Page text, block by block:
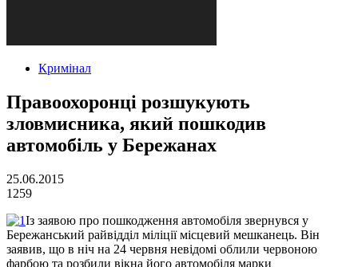
Кримінал
Правоохоронці розшукують
зловмисника, який пошкодив
автомобіль у Бережанах
25.06.2015
1259
Із заявою про пошкодження автомобіля звернувся у
Бережанський райвідділ міліції місцевий мешканець. Він
заявив, що в ніч на 24 червня невідомі облили червоною
фарбою та розбили вікна його автомобіля марки